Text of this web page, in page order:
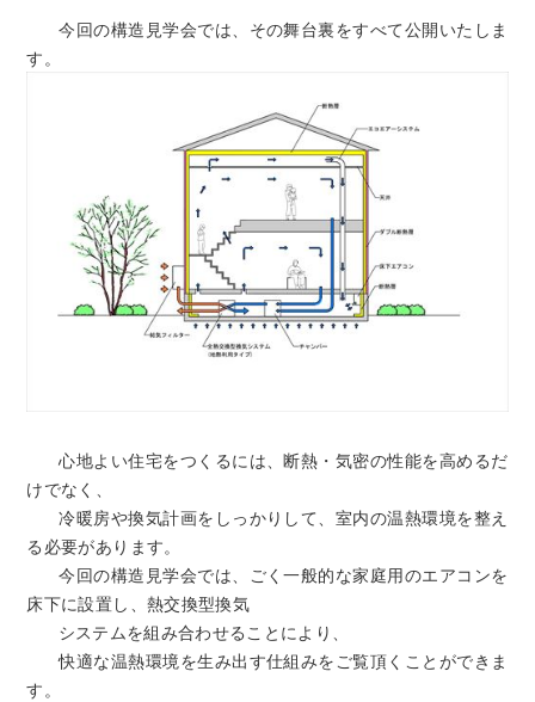
今回の構造見学会では、その舞台裏をすべて公開いたしま
す。
心地よい住宅をつくるには、断熱・気密の性能を高めるだ
けでなく、
冷暖房や換気計画をしっかりして、室内の温熱環境を整え
る必要があります。
今回の構造見学会では、ごく一般的な家庭用のエアコンを
床下に設置し、熱交換型換気
システムを組み合わせることにより、
快適な温熱環境を生み出す仕組みをご覧頂くことができま
す。